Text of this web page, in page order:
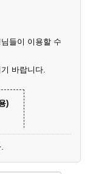
들이 이용할 수
바랍니다.
)
)